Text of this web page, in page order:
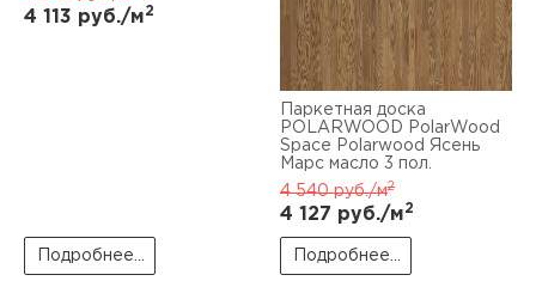
4 113 руб./м2
Подробнее...
Паркетная доска
POLARWOOD PolarWood
Space Polarwood Ясень
Марс масло 3 пол.
4 540руб./м2
4 127 руб./м2
Подробнее...